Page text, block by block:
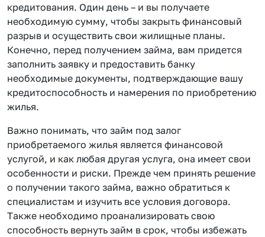
кредитования. Один день – и вы получаете
необходимую сумму, чтобы закрыть финансовый
разрыв и осуществить свои жилищные планы.
Конечно, перед получением займа, вам придется
заполнить заявку и предоставить банку
необходимые документы, подтверждающие вашу
кредитоспособность и намерения по приобретению
жилья.
Важно понимать, что займ под залог
приобретаемого жилья является финансовой
услугой, и как любая другая услуга, она имеет свои
особенности и риски. Прежде чем принять решение
о получении такого займа, важно обратиться к
специалистам и изучить все условия договора.
Также необходимо проанализировать свою
способность вернуть займ в срок, чтобы избежать